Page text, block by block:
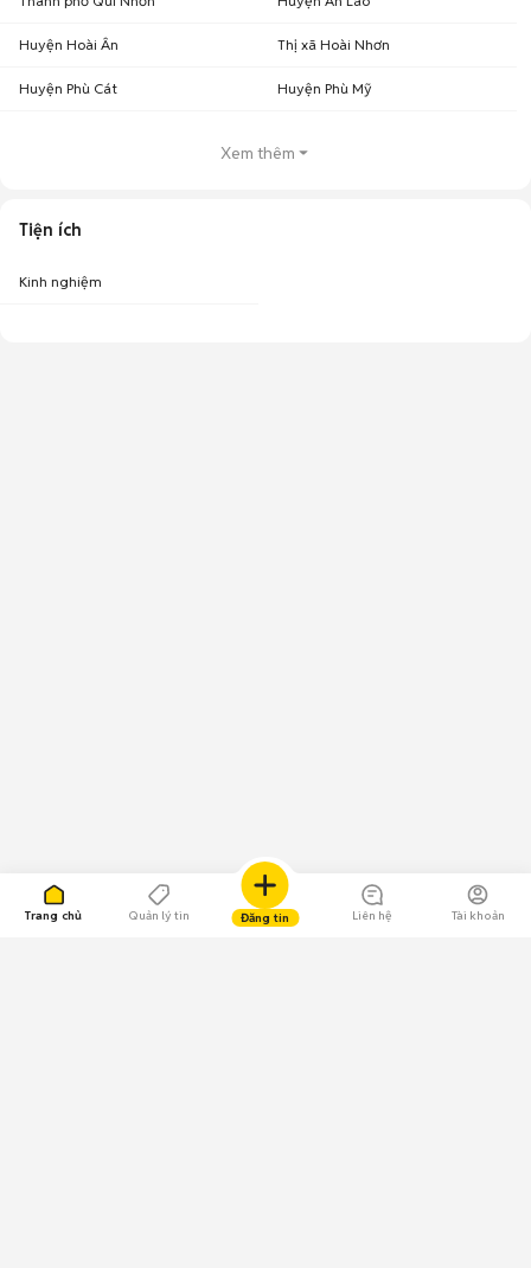
Trang chủ Quản lý tin Đăng tin Liên hệ Tài khoản
Huyện Hoài Ân Thị xã Hoài Nhơn
Huyện Phù Cát Huyện Phù Mỹ
Xem thêm
Tiện ích
Kinh nghiệm